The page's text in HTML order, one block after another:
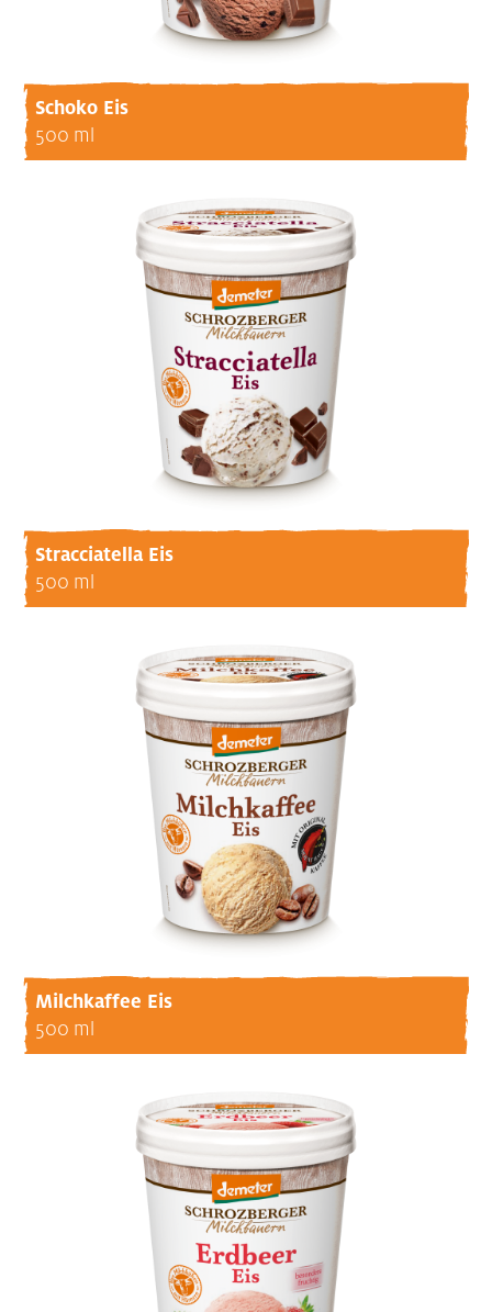
Schoko Eis
500 ml
Stracciatella Eis
500 ml
Milchkaffee Eis
500 ml